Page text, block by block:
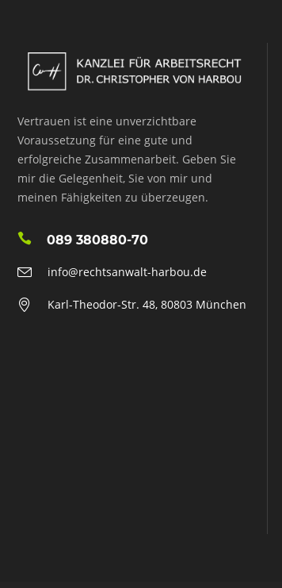
Vertrauen ist eine unverzichtbare
Voraussetzung für eine gute und
erfolgreiche Zusammenarbeit. Geben Sie
mir die Gelegenheit, Sie von mir und
meinen Fähigkeiten zu überzeugen.
089 380880-70
info@rechtsanwalt-harbou.de
Karl-Theodor-Str. 48, 80803 München